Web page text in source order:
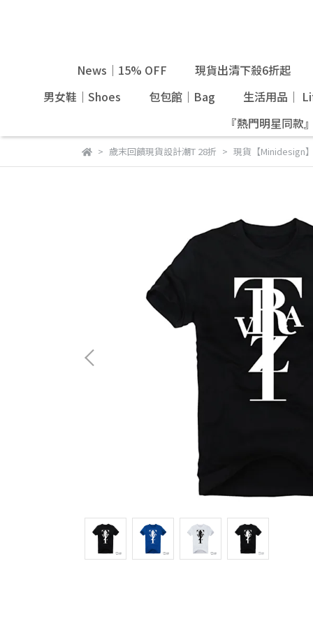
News｜15% OFF 現貨出清下殺6折起
男女鞋｜Shoes
包包館｜Bag 生活用品｜
『熱門明星同款』
歲末回饋現貨設計潮T 28折 現貨【Minidesign